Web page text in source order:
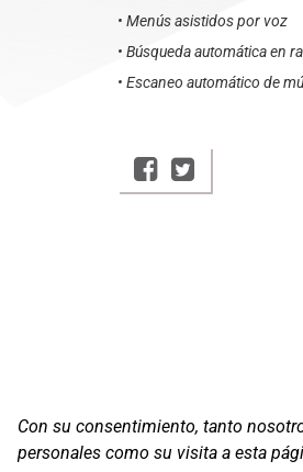
• Menús asistidos por voz
• Búsqueda automática en
• Escaneo automático de
Con su consentimiento, tanto
personales como su visita a esta